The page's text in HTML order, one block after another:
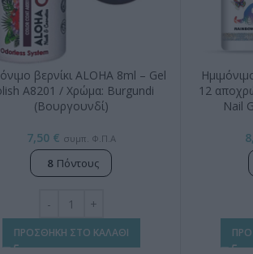
βερνίκι ALOHA 8ml – Gel
A8201 / Χρώμα: Burgundi
(Βουργουνδί)
7,50 € συμπ. Φ.Π.Α
8 Πόντους
ΠΡΟΣΘΗΚΗ ΣΤΟ ΚΑΛΑΘΙ
12
Nail